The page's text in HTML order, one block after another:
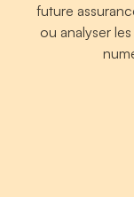
future
ou analyser